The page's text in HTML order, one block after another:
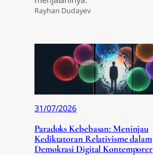
Rayhan Dudayev
31/07/2026
Paradoks Kebebasan: Meninjau
Kediktatoran Relativisme dalam
Demokrasi Digital Kontemporer